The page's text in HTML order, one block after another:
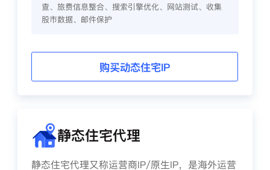
查、旅费信息整合、搜索引擎优化、网站测试、收集
股市数据、邮件保护
购买动态住宅IP
静态住宅代理
静态住宅代理又称运营商IP/原生IP，是海外运营